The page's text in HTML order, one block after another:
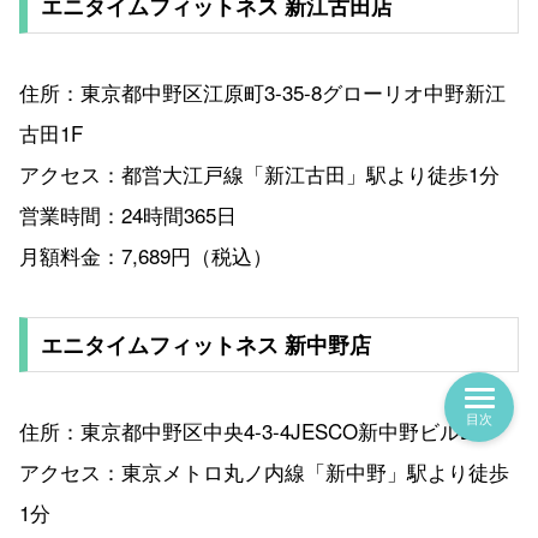
エニタイムフィットネス 新江古田店
住所：東京都中野区江原町3-35-8グローリオ中野新江
古田1F
アクセス：都営大江戸線「新江古田」駅より徒歩1分
営業時間：24時間365日
月額料金：7,689円（税込）
エニタイムフィットネス 新中野店
住所：東京都中野区中央4-3-4JESCO新中野ビルB1
アクセス：東京メトロ丸ノ内線「新中野」駅より徒歩
1分
目次